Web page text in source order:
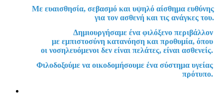
Με ευαισθησία, σεβασμό και υψηλό αίσθημα ευθύνης
για τον ασθενή και τις ανάγκες του.
Δημιουργήσαμε ένα φιλόξενο περιβάλλον
με εμπιστοσύνη κατανόηση και προθυμία, όπου
οι νοσηλευόμενοι δεν είναι πελάτες, είναι ασθενείς.
Φιλοδοξούμε να οικοδομήσουμε ένα σύστημα υγείας
πρότυπο.